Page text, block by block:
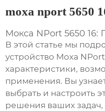
moxa nport 5650
Мокса NPort 5650 16:
В этой статье мы
устройство Moxa
характеристики,
применения. Вы
выбрать и настроить
решения ваших задач,